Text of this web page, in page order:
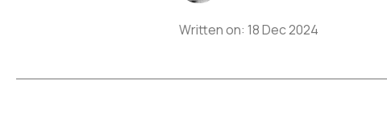
Written on: 18 Dec 2024